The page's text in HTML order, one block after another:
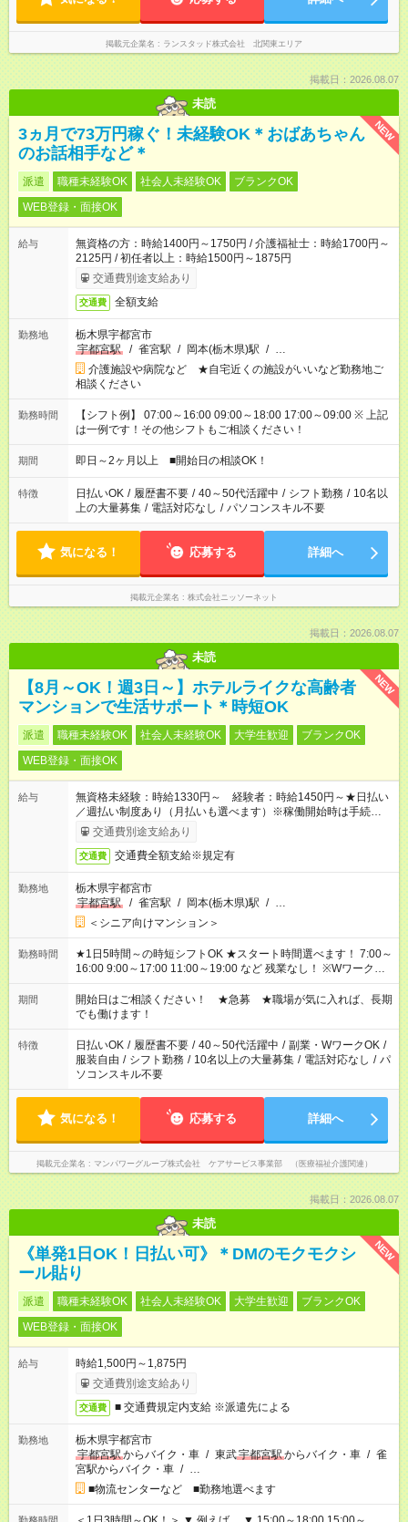
掲載元企業名 ランスタッド株式会社 北関東エリア
掲載日：2026.08.07
未読
NEW
3ヵ月で73万円稼ぐ！未経験OK＊おばあちゃん
のお話相手など＊
派遣 職種未経験OK 社会人未経験OK
ブランクOK
WEB登録・面接OK
給与
無資格の方：時給1400円～1750円 / 介護福祉士：時給1700円～
2125円 / 初任者以上：時給1500円～1875円
交通費別途支給あり
交通費 全額支給
勤務地
栃木県宇都宮市
宇都宮駅
/ 雀宮駅 / 岡本(栃木県)駅 / …
介護施設や病院など ★自宅近くの施設がいいなど勤務地ご
相談ください
勤務時間
【シフト例】 07:00～16:00 09:00～18:00 17:00～09:00 ※ 上記
は一例です！その他シフトもご相談ください！
期間 即日～2ヶ月以上 ■開始日の相談OK！
特徴 日払いOK / 履歴書不要 / 40～50代活躍中 / シフト勤務 / 10名以
上の大量募集 / 電話対応なし / パソコンスキル不要
気になる！ 応募する 詳細へ
掲載元企業名 株式会社ニッソーネット
掲載日：2026.08.07
未読
NEW
【8月～OK！週3日～】ホテルライクな高齢者
マンションで生活サポート＊時短OK
派遣 職種未経験OK 社会人未経験OK 大学生歓迎
ブランクOK
WEB登録・面接OK
給与
無資格未経験：時給1330円～ 経験者：時給1450円～★日払い
／週払い制度あり（月払いも選べます）※稼働開始時は手続き完
了次第のお支払いとなります。
交通費別途支給あり
交通費 交通費全額支給※規定有
勤務地
栃木県宇都宮市
宇都宮駅
/ 雀宮駅 / 岡本(栃木県)駅 / …
＜シニア向けマンション＞
勤務時間
★1日5時間～の時短シフトOK ★スタート時間選べます！ 7:00～
16:00 9:00～17:00 11:00～19:00 など 残業なし！ ※Wワークの
場合、他のお仕事と合わせ週40時間超の就業はご案内できませ
ん ※法令に基づき、週20時間以上勤務は社会保険への加入対象
となります ※労働者派遣法（日雇い派遣の原則禁止）により、
短時間・短期間の就業はご案内が難しい場合があります
期間
開始日はご相談ください！ ★急募 ★職場が気に入れば、長期
でも働けます！
特徴 日払いOK / 履歴書不要 / 40～50代活躍中 / 副業・WワークOK /
服装自由 / シフト勤務 / 10名以上の大量募集 / 電話対応なし / パ
ソコンスキル不要
気になる！ 応募する 詳細へ
掲載元企業名 マンパワーグループ株式会社 ケアサービス事業部 （医療福祉介護関連）
掲載日：2026.08.07
未読
NEW
《単発1日OK！日払い可》＊DMのモクモクシ
ール貼り
派遣 職種未経験OK 社会人未経験OK 大学生歓迎
ブランクOK
WEB登録・面接OK
給与
時給1,500円～1,875円
交通費別途支給あり
交通費 ■ 交通費規定内支給 ※派遣先による
勤務地
栃木県宇都宮市
宇都宮駅からバイク・車 / 東武宇都宮駅からバイク・車 / 雀
宮駅からバイク・車 / …
■物流センターなど ■勤務地選べます